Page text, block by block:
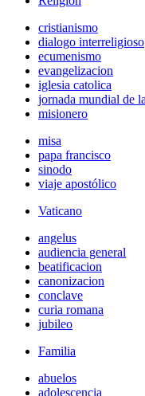
cristianismo
dialogo interreligioso
ecumenismo
evangelizacion
iglesia catolica
jornada mundial de
misionero
misa
papa francisco
sinodo
viaje apostólico
Vaticano
angelus
audiencia general
beatificacion
canonizacion
conclave
curia romana
jubileo
Familia
abuelos
adolescencia